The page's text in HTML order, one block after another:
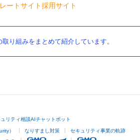
ートサイト採用サイト
り組みをまとめて紹介しています。
リティ相談AIチャットボット
） なりすまし対策 セキュリティ事業の軌跡